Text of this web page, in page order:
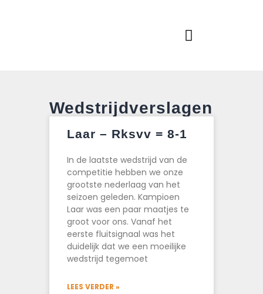
Evenementen
Contact
Foto album
Wedstrijdverslagen
Laar – Rksvv = 8-1
In de laatste wedstrijd van de
competitie hebben we onze
grootste nederlaag van het
seizoen geleden. Kampioen
Laar was een paar maatjes te
groot voor ons. Vanaf het
eerste fluitsignaal was het
duidelijk dat we een moeilijke
wedstrijd tegemoet
LEES VERDER »